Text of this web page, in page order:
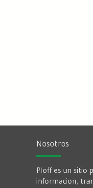
Nosotros
Ploff es un sitio
informacion,